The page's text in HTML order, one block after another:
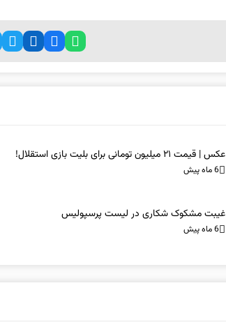
عکس | قیمت ۲۱ میلیون تومانی برای بلیت بازی استقلال!
6 ماه پیش
غیبت مشکوک شکاری در لیست پرسپولیس
6 ماه پیش